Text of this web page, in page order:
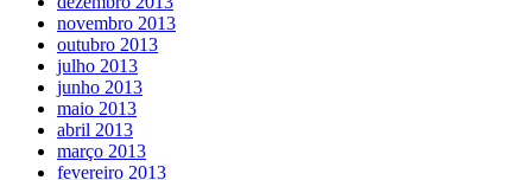
novembro 2013
outubro 2013
julho 2013
junho 2013
maio 2013
abril 2013
março 2013
fevereiro 2013